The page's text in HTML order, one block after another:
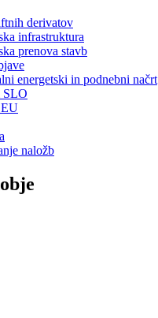
derivatov
infrastruktura
prenova stavb
energetski in podnebni načrt
SLO
naložb